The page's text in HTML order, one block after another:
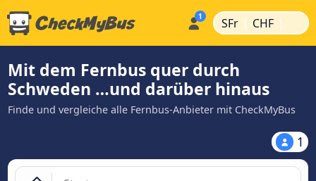
SFr | CHF |
Mit dem Fernbus quer durch
Schweden …und darüber hinaus
Finde und vergleiche alle Fernbus-Anbieter mit CheckMyBus
1